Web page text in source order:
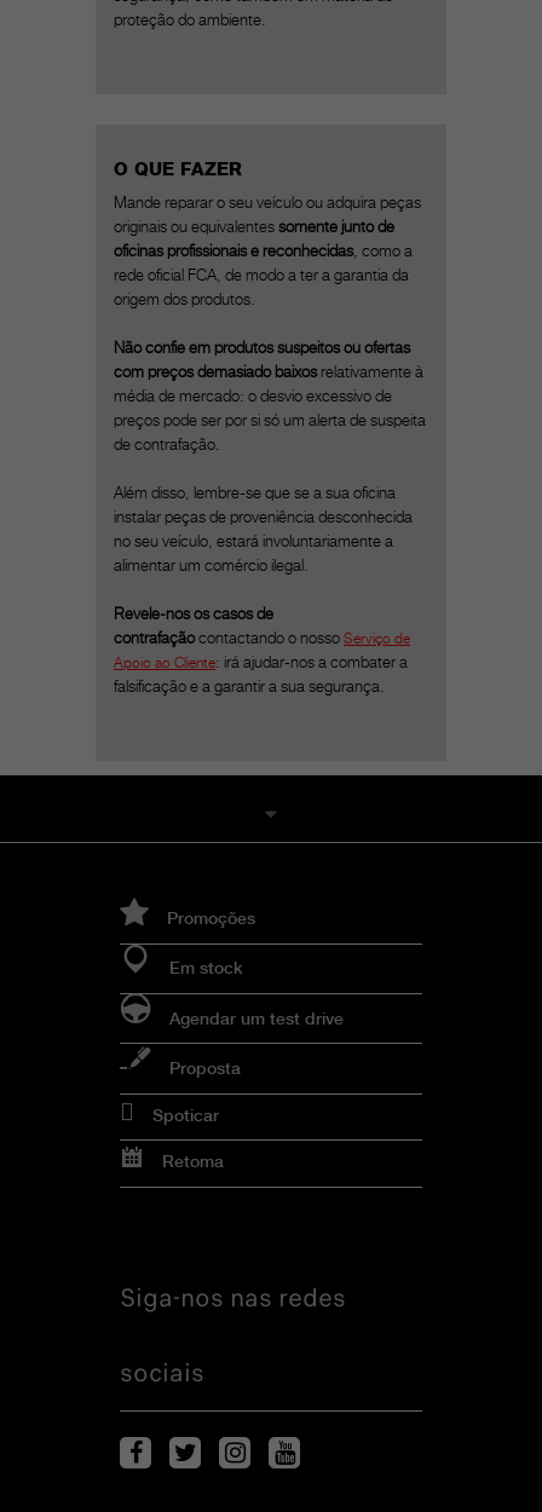
proteção do ambiente.
O QUE FAZER
Mande reparar o seu veículo ou adquira peças
originais ou equivalentes somente junto de
oficinas profissionais e reconhecidas, como a
rede oficial FCA, de modo a ter a garantia da
origem dos produtos.
Não confie em produtos suspeitos ou ofertas
com preços demasiado baixos relativamente à
média de mercado: o desvio excessivo de
preços pode ser por si só um alerta de suspeita
de contrafação.
Além disso, lembre-se que se a sua oficina
instalar peças de proveniência desconhecida
no seu veículo, estará involuntariamente a
alimentar um comércio ilegal.
Revele-nos os casos de
contrafaçãocontactando o nosso Serviço de
Apoio ao Cliente: irá ajudar-nos a combater a
falsificação e a garantir a sua segurança.
Promoções
Em stock
Agendar um test drive
Proposta
Spoticar
Retoma
Siga-nos nas redes
sociais